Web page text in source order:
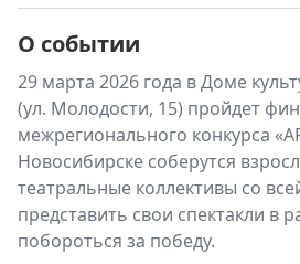
О событии
29 марта 2026 года в Доме
(ул. Молодости, 15) пройдет
межрегионального конкурса
Новосибирске соберутся
театральные коллективы со
представить свои спектакли в
побороться за победу.